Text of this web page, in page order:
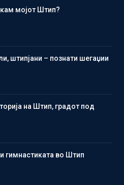
мојот Штип?
штипјани – познати шегаџии
на Штип, градот под
гимнастиката во Штип